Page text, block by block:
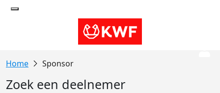
Sponsor
Zoek een deelnemer